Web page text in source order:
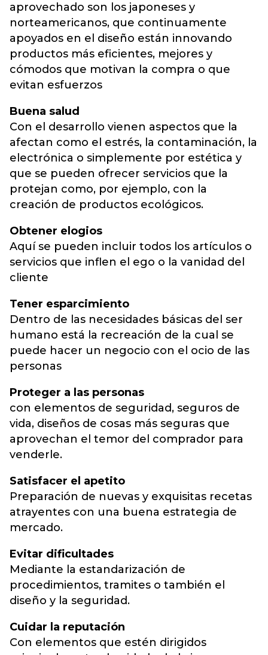
aprovechado son los japoneses y
norteamericanos, que continuamente
apoyados en el diseño están innovando
productos más eficientes, mejores y
cómodos que motivan la compra o que
evitan esfuerzos
Buena salud
Con el desarrollo vienen aspectos que la
afectan como el estrés, la contaminación, la
electrónica o simplemente por estética y
que se pueden ofrecer servicios que la
protejan como, por ejemplo, con la
creación de productos ecológicos.
Obtener elogios
Aquí se pueden incluir todos los artículos o
servicios que inflen el ego o la vanidad del
cliente
Tener esparcimiento
Dentro de las necesidades básicas del ser
humano está la recreación de la cual se
puede hacer un negocio con el ocio de las
personas
Proteger a las personas
con elementos de seguridad, seguros de
vida, diseños de cosas más seguras que
aprovechan el temor del comprador para
venderle.
Satisfacer el apetito
Preparación de nuevas y exquisitas recetas
atrayentes con una buena estrategia de
mercado.
Evitar dificultades
Mediante la estandarización de
procedimientos, tramites o también el
diseño y la seguridad.
Cuidar la reputación
Con elementos que estén dirigidos